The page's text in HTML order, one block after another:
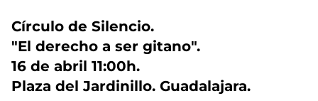
Círculo de Silencio.
"El derecho a ser gitano".
16 de abril 11:00h.
Plaza del Jardinillo. Guadalajara.